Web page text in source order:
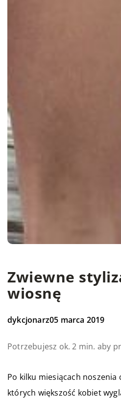
Zwiewne
wiosnę
dykcjonarz05 marca 2019
Potrzebujesz ok. 2 min. aby
Po kilku miesiącach noszenia
których większość kobiet